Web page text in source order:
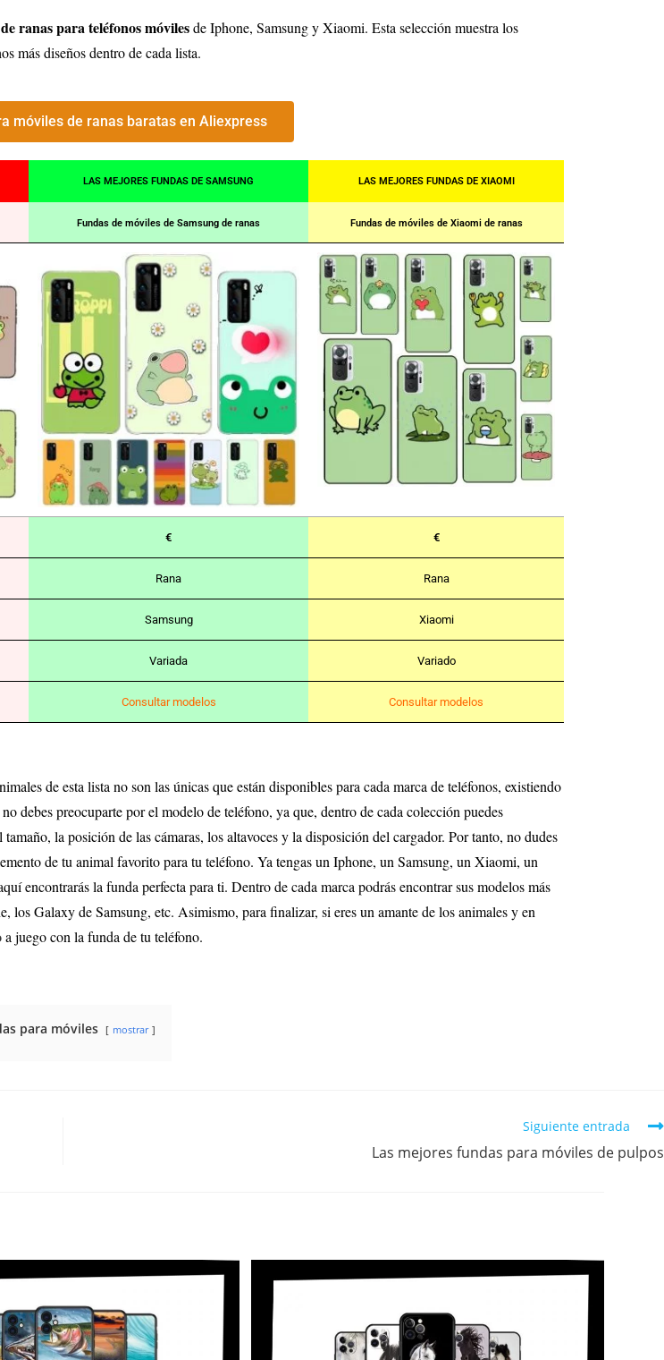
ranas para teléfonos móvilesde Iphone, Samsung y Xiaomi. Esta selección muestra los
más diseños dentro de cada lista.
móviles de ranas baratas en Aliexpress
LAS MEJORES FUNDAS DE SAMSUNG LAS MEJORES FUNDAS DE XIAOMI
Fundas de móviles de Samsung de ranas Fundas de móviles de Xiaomi de ranas
€ €
Rana Rana
Samsung Xiaomi
Variada Variado
Consultar modelos Consultar modelos
de esta lista no son las únicas que están disponibles para cada marca de teléfonos, existiendo
debes preocuparte por el modelo de teléfono, ya que, dentro de cada colección puedes
la posición de las cámaras, los altavoces y la disposición del cargador. Por tanto, no dudes
de tu animal favorito para tu teléfono. Ya tengas un Iphone, un Samsung, un Xiaomi, un
la funda perfecta para ti. Dentro de cada marca podrás encontrar sus modelos más
Galaxy de Samsung, etc. Asimismo, para finalizar, si eres un amante de los animales y en
a juego con la funda de tu teléfono.
para móviles mostrar
Siguiente entrada
Las mejores fundas para móviles de pulpos